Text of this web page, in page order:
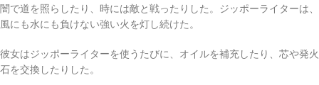
闇で道を照らしたり、時には敵と戦ったりした。ジッポーライターは、
風にも水にも負けない強い火を灯し続けた。
彼女はジッポーライターを使うたびに、オイルを補充したり、芯や発火
石を交換したりした。